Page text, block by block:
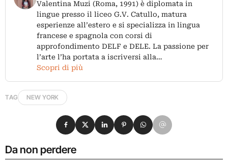
Valentina Muzi (Roma, 1991) è diplomata in
lingue presso il liceo G.V. Catullo, matura
esperienze all’estero e si specializza in lingua
francese e spagnola con corsi di
approfondimento DELF e DELE. La passione per
l’arte l’ha portata a iscriversi alla…
Scopri di più
TAG NEW YORK
Da non perdere
Condividi su Facebook
Condividi su X
Condividi su LinkedIn
Condividi su Pinterest
Condividi su WhatsApp
Condividi su Email